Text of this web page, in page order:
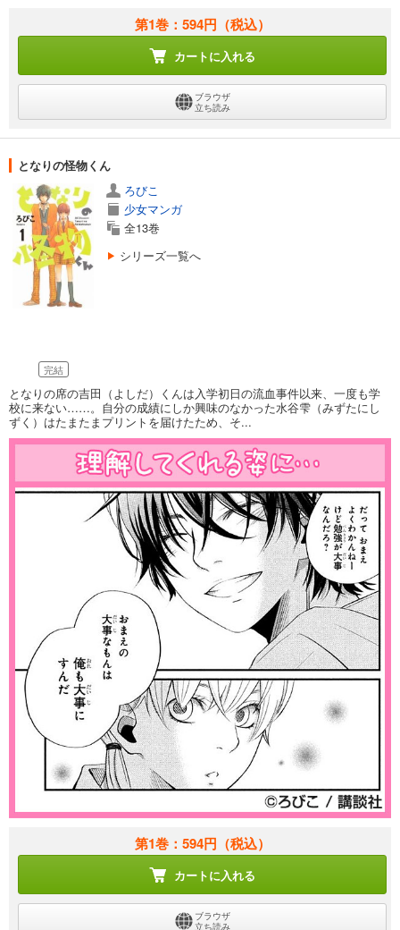
第1巻：594円 （税込）
カートに入れる
ブラウザ
立ち読み
となりの怪物くん
完結
ろびこ
少女マンガ
全13巻
シリーズ一覧へ
となりの席の吉田（よしだ）くんは入学初日の流血事件以来、一度も学
校に来ない……。自分の成績にしか興味のなかった水谷雫（みずたにし
ずく）はたまたまプリントを届けたため、そ...
第1巻：594円 （税込）
カートに入れる
ブラウザ
立ち読み